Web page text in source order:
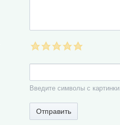
Введите символы с картинки.
Отправить